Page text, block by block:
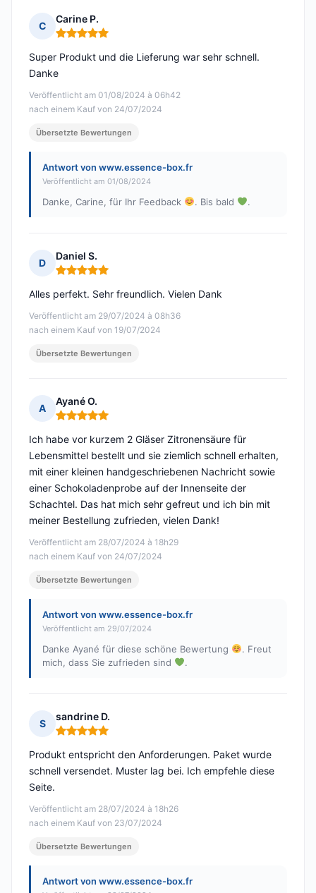
C
Carine P.
Hinweis: 5 von 5
Veröffentlicht am 01/08/2024 à 06h42
nach einem Kauf von 24/07/2024
Super Produkt und die Lieferung war sehr schnell.
Danke
Übersetzte Bewertungen
Antwort von www.essence-box.fr
Veröffentlicht am 01/08/2024
Danke, Carine, für Ihr Feedback . Bis bald .
D
Daniel S.
Hinweis: 5 von 5
Veröffentlicht am 29/07/2024 à 08h36
nach einem Kauf von 19/07/2024
Alles perfekt. Sehr freundlich. Vielen Dank
Übersetzte Bewertungen
A
Ayané O.
Hinweis: 5 von 5
Veröffentlicht am 28/07/2024 à 18h29
nach einem Kauf von 24/07/2024
Ich habe vor kurzem 2 Gläser Zitronensäure für
Lebensmittel bestellt und sie ziemlich schnell erhalten,
mit einer kleinen handgeschriebenen Nachricht sowie
einer Schokoladenprobe auf der Innenseite der
Schachtel. Das hat mich sehr gefreut und ich bin mit
meiner Bestellung zufrieden, vielen Dank!
Übersetzte Bewertungen
Antwort von www.essence-box.fr
Veröffentlicht am 29/07/2024
Danke Ayané für diese schöne Bewertung
. Freut
mich, dass Sie zufrieden sind
.
S
sandrine D.
Hinweis: 5 von 5
Veröffentlicht am 28/07/2024 à 18h26
nach einem Kauf von 23/07/2024
Produkt entspricht den Anforderungen. Paket wurde
schnell versendet. Muster lag bei. Ich empfehle diese
Seite.
Übersetzte Bewertungen
Antwort von www.essence-box.fr